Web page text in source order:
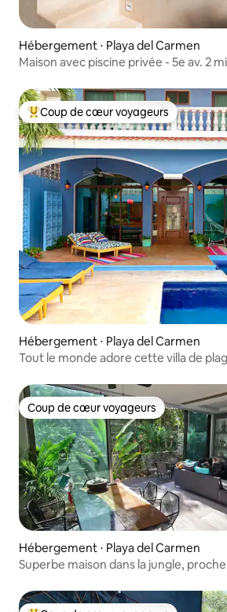
Hébergement ⋅ Playa del Carmen
Maison avec piscine privée - 5e av. 2
Coups de cœur voyageurs les plus
Coup de cœur voyageurs
Hébergement ⋅ Playa del Carmen
Tout le monde adore cette villa de
Coup de cœur voyageurs
Coup de cœur voyageurs
Hébergement ⋅ Playa del Carmen
Superbe maison dans la jungle,